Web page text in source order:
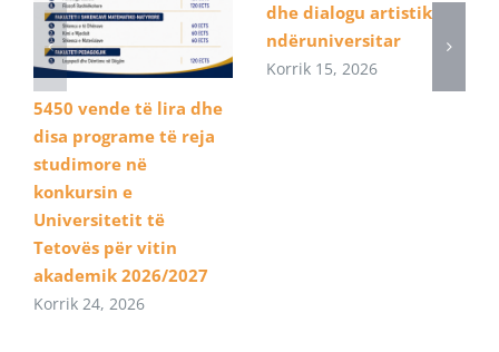
5450 vende të lira dhe
disa programe të reja
studimore në
konkursin e
Universitetit të
Tetovës për vitin
akademik 2026/2027
Korrik 24, 2026
dhe dialogu artistik
ndëruniversitar
Korrik 15, 2026